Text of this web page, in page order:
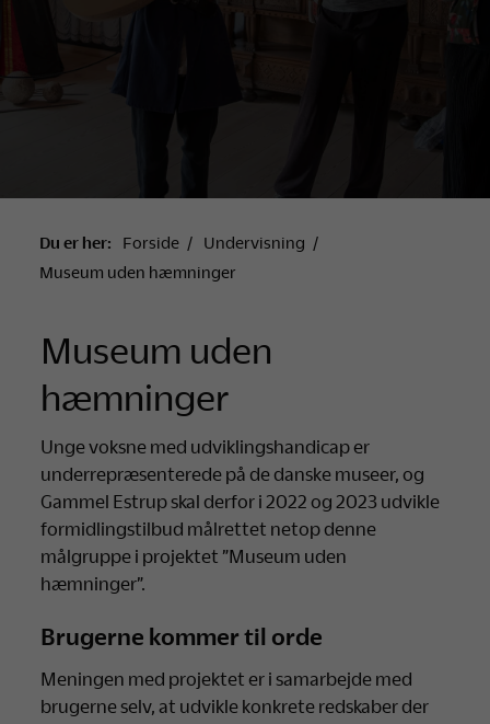
Du er her: Forside
Undervisning
Museum uden hæmninger
Museum uden
hæmninger
Unge voksne med udviklingshandicap er
underrepræsenterede på de danske museer, og
Gammel Estrup skal derfor i 2022 og 2023 udvikle
formidlingstilbud målrettet netop denne
målgruppe i projektet ”Museum uden
hæmninger”.
Brugerne kommer til orde
Meningen med projektet er i samarbejde med
brugerne selv, at udvikle konkrete redskaber der